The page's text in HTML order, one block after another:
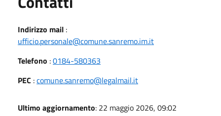
Indirizzo mail :
ufficio.personale@comune.sanremo.im.it
Telefono :0184-580363
PEC :comune.sanremo@legalmail.it
Ultimo aggiornamento: 22 maggio 2026, 09:02